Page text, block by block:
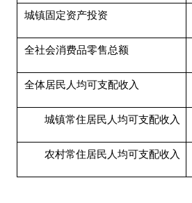
城镇固定资产投资
全社会消费品零售总额
全体居民人均可支配收入
城镇常住居民人均可支配收入
农村常住居民人均可支配收入